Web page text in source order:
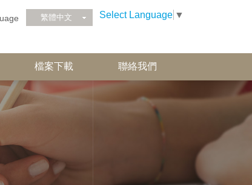
繁體中文 Select Language ▼
檔案下載 聯絡我們